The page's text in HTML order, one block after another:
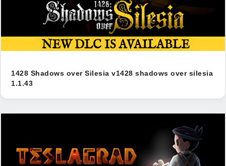
1428 Shadows over Silesia v1428 shadows over silesia
1.1.43